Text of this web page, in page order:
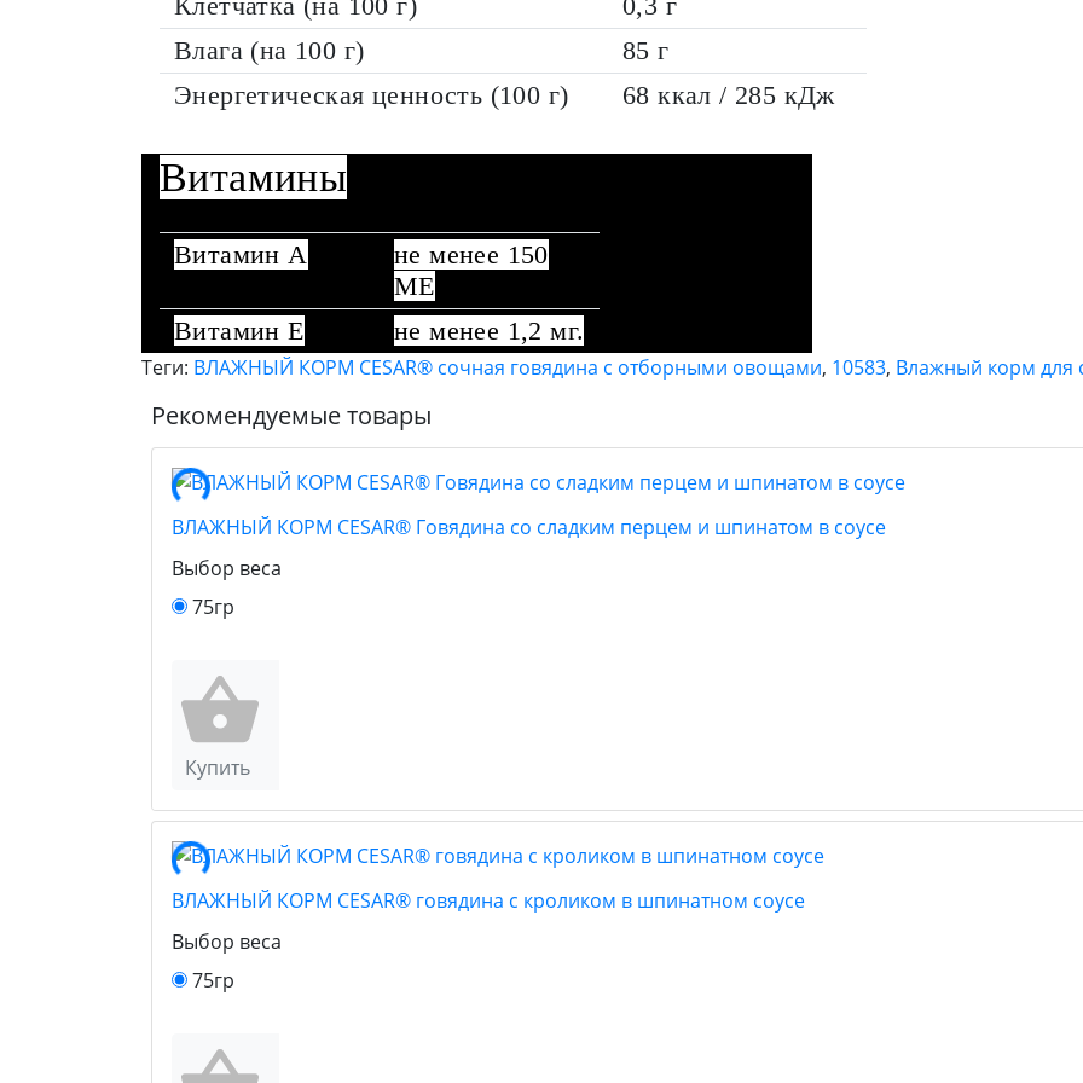
Влага (на 100 г)
85 г
Энергетическая ценность (100 г)
68 ккал / 285 кДж
Витамины
Витамин А
не менее 150
МЕ
Витамин Е
не менее 1,2 мг.
Теги: ВЛАЖНЫЙ КОРМ CESAR® сочная говядина с отборными овощами, 10583, Влажный корм для
Рекомендуемые товары
ВЛАЖНЫЙ КОРМ CESAR® Говядина со сладким перцем и шпинатом в соусе
Выбор веса
75гр
Купить
ВЛАЖНЫЙ КОРМ CESAR® говядина с кроликом в шпинатном соусе
Выбор веса
75гр